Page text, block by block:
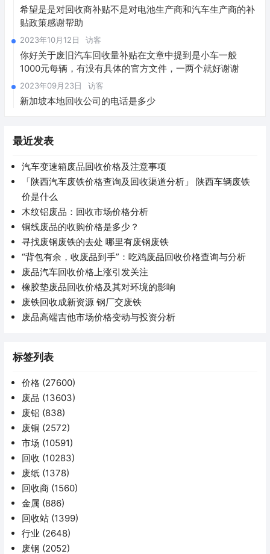
希望是是对回收商补贴不是对电池生产商和汽车生产商的补
贴政策感谢帮助
2023年10月12日 访客
你好关于废旧汽车回收量补贴在文章中提到是小车一般
1000元每辆，有没有具体的官方文件，一两个就好谢谢
2023年09月23日 访客
新加坡本地回收公司的电话是多少
最近发表
汽车变速箱废品回收价格及注意事项
「陕西汽车废铁价格查询及回收渠道分析」 陕西车辆废铁
价是什么
木纹铝废品：回收市场价格分析
铜线废品的收购价格是多少？
寻找废钢废铁的去处 哪里有废钢废铁
“背包有余，收废品到手”：吃鸡废品回收价格查询与分析
废品汽车回收价格上涨引发关注
橡胶垫废品回收价格及其对环境的影响
废铁回收成新资源 钢厂交废铁
废品高端吉他市场价格变动与投资分析
标签列表
价格 (27600)
废品 (13603)
废铝 (838)
废铜 (2572)
市场 (10591)
回收 (10283)
废纸 (1378)
回收商 (1560)
金属 (886)
回收站 (1399)
行业 (2648)
废钢 (2052)